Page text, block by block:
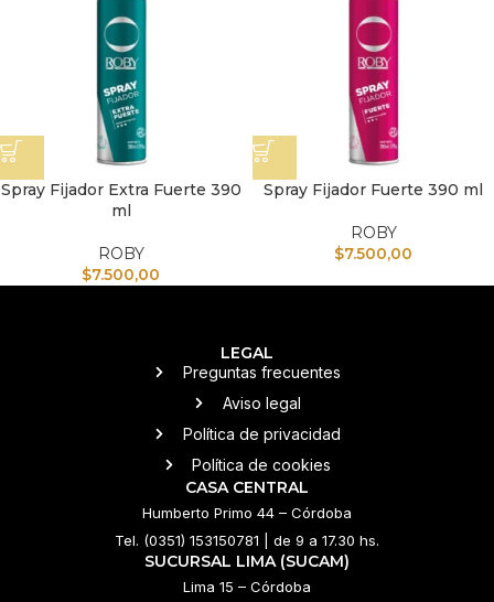
Spray Fijador Extra Fuerte 390
ml
ROBY
$7.500,00
Spray Fijador Fuerte 390 ml
ROBY
$7.500,00
LEGAL
Preguntas frecuentes
Aviso legal
Política de privacidad
Política de cookies
CASA CENTRAL
Humberto Primo 44 – Córdoba
Tel. (0351) 153150781 | de 9 a 17.30 hs.
SUCURSAL LIMA (SUCAM)
Lima 15 – Córdoba